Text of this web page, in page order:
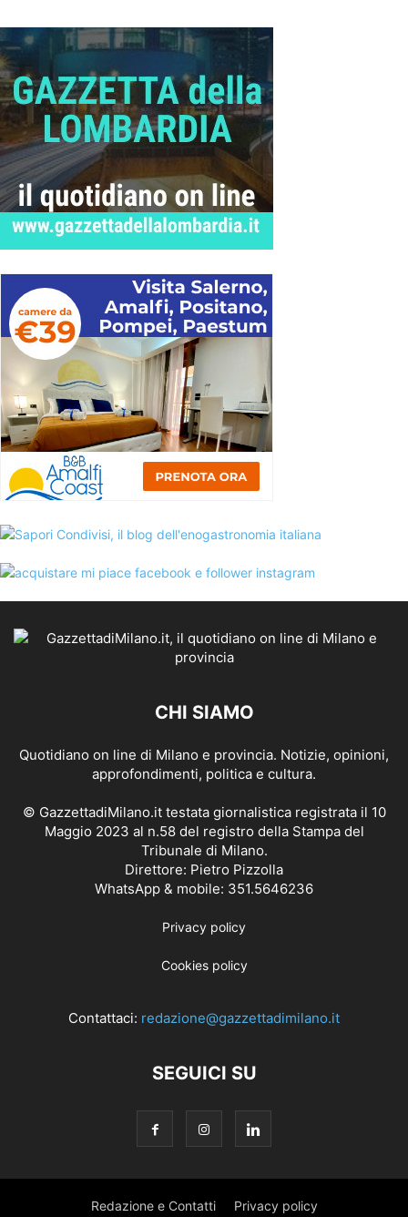
CHI SIAMO
Quotidiano on line di Milano e provincia. Notizie, opinioni,
approfondimenti, politica e cultura.
© GazzettadiMilano.it testata giornalistica registrata il 10
Maggio 2023 al n.58 del registro della Stampa del
Tribunale di Milano.
Direttore: Pietro Pizzolla
WhatsApp & mobile: 351.5646236
Privacy policy
Cookies policy
Contattaci: redazione@gazzettadimilano.it
SEGUICI SU
Redazione e Contatti Privacy policy